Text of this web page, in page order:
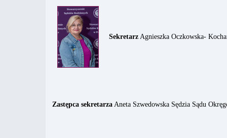
SekretarzAgnieszka Oczkowska-
Zastępca sekretarzaAneta Szwedowska Sędzia Sądu